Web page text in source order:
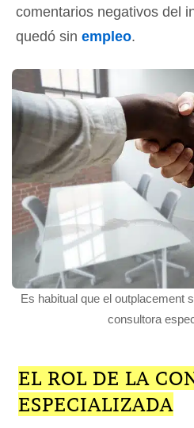
comentarios negativos del
quedó sin empleo.
Es habitual que el outplacement
consultora
EL ROL DE LA
ESPECIALIZADA